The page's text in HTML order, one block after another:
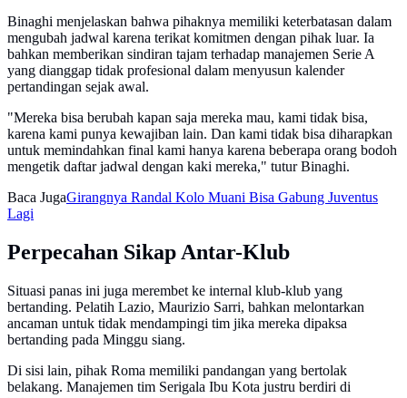
Binaghi menjelaskan bahwa pihaknya memiliki keterbatasan dalam
mengubah jadwal karena terikat komitmen dengan pihak luar. Ia
bahkan memberikan sindiran tajam terhadap manajemen Serie A
yang dianggap tidak profesional dalam menyusun kalender
pertandingan sejak awal.
"Mereka bisa berubah kapan saja mereka mau, kami tidak bisa,
karena kami punya kewajiban lain. Dan kami tidak bisa diharapkan
untuk memindahkan final kami hanya karena beberapa orang bodoh
mengetik daftar jadwal dengan kaki mereka," tutur Binaghi.
Baca JugaGirangnya Randal Kolo Muani Bisa Gabung Juventus
Lagi
Perpecahan Sikap Antar-Klub
Situasi panas ini juga merembet ke internal klub-klub yang
bertanding. Pelatih Lazio, Maurizio Sarri, bahkan melontarkan
ancaman untuk tidak mendampingi tim jika mereka dipaksa
bertanding pada Minggu siang.
Di sisi lain, pihak Roma memiliki pandangan yang bertolak
belakang. Manajemen tim Serigala Ibu Kota justru berdiri di